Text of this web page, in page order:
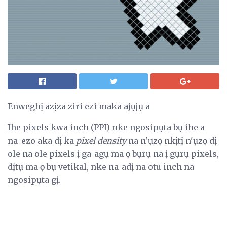
Enweghị azịza ziri ezi maka ajụjụ a
Ihe pixels kwa inch (PPI) nke ngosipụta bụ ihe a
na-ezo aka dị ka pixel densityna n'ụzọ nkịtị n'ụzọ dị
ole na ole pixels ị ga-agụ ma ọ bụrụ na ị gụrụ pixels,
dịtụ ma ọ bụ vetikal, nke na-adị na otu inch na
ngosipụta gị.